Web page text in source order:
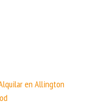
en Allington